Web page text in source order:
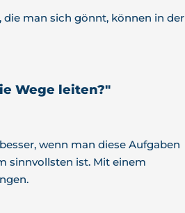
man sich gönnt, können in der
Wege leiten?"
wenn man diese Aufgaben
sinnvollsten ist. Mit einem